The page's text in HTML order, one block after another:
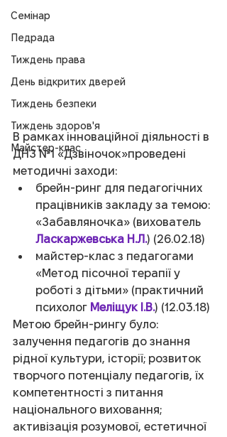
Семінар
Педрада
Тиждень права
День відкритих дверей
Тиждень безпеки
Тиждень здоров'я
Майстер-клас
В рамках інноваційної діяльності в
ДНЗ №1 «Дзвіночок»проведені
методичні заходи:
брейн-ринг для педагогічних
працівників закладу за темою:
«Забавляночка» (вихователь
Ласкаржевська Н.Л.) (26.02.18)
майстер-клас з педагогами
«Метод пісочної терапії у
роботі з дітьми» (практичний
психолог Меліщук І.В.) (12.03.18)
Метою брейн-рингу було:
залучення педагогів до знання
рідної культури, історії; розвиток
творчого потенціалу педагогів, їх
компетентності з питання
національного виховання;
активізація розумової, естетичної